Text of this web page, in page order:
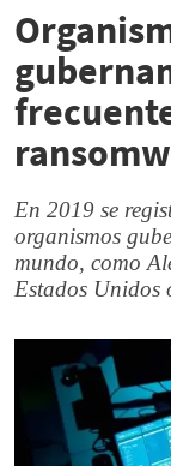
En 2019 se
organismos
mundo, como
Estados Unidos